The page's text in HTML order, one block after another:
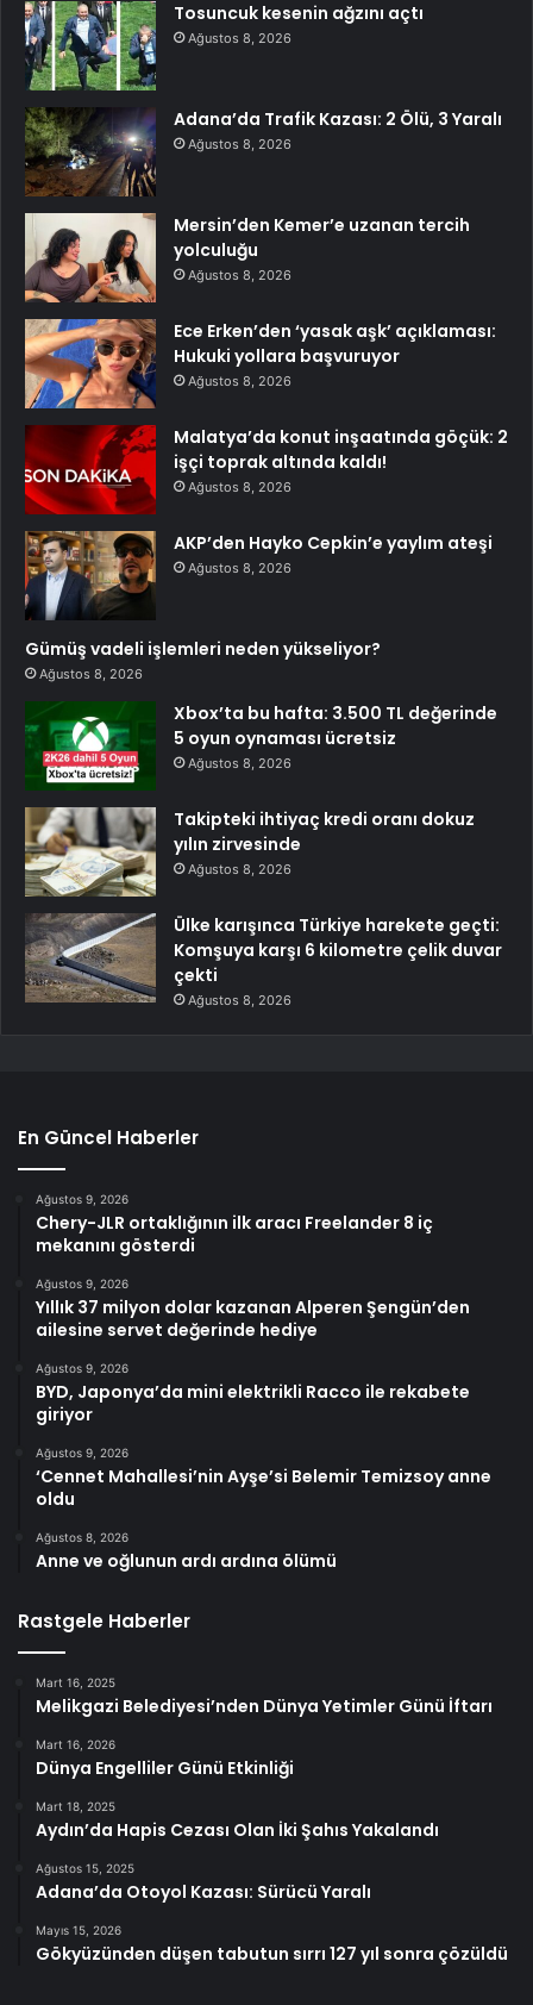
Tosuncuk kesenin ağzını açtı
Ağustos 8, 2026
Adana’da Trafik Kazası: 2 Ölü, 3 Yaralı
Ağustos 8, 2026
Mersin’den Kemer’e uzanan tercih
yolculuğu
Ağustos 8, 2026
Ece Erken’den ‘yasak aşk’ açıklaması:
Hukuki yollara başvuruyor
Ağustos 8, 2026
Malatya’da konut inşaatında göçük: 2
işçi toprak altında kaldı!
Ağustos 8, 2026
AKP’den Hayko Cepkin’e yaylım ateşi
Ağustos 8, 2026
Gümüş vadeli işlemleri neden yükseliyor?
Ağustos 8, 2026
Xbox’ta bu hafta: 3.500 TL değerinde
5 oyun oynaması ücretsiz
Ağustos 8, 2026
Takipteki ihtiyaç kredi oranı dokuz
yılın zirvesinde
Ağustos 8, 2026
Ülke karışınca Türkiye harekete geçti:
Komşuya karşı 6 kilometre çelik duvar
çekti
Ağustos 8, 2026
En Güncel Haberler
Ağustos 9, 2026
Chery-JLR ortaklığının ilk aracı Freelander 8 iç
mekanını gösterdi
Ağustos 9, 2026
Yıllık 37 milyon dolar kazanan Alperen Şengün’den
ailesine servet değerinde hediye
Ağustos 9, 2026
BYD, Japonya’da mini elektrikli Racco ile rekabete
giriyor
Ağustos 9, 2026
‘Cennet Mahallesi’nin Ayşe’si Belemir Temizsoy anne
oldu
Ağustos 8, 2026
Anne ve oğlunun ardı ardına ölümü
Rastgele Haberler
Mart 16, 2025
Melikgazi Belediyesi’nden Dünya Yetimler Günü İftarı
Mart 16, 2026
Dünya Engelliler Günü Etkinliği
Mart 18, 2025
Aydın’da Hapis Cezası Olan İki Şahıs Yakalandı
Ağustos 15, 2025
Adana’da Otoyol Kazası: Sürücü Yaralı
Mayıs 15, 2026
Gökyüzünden düşen tabutun sırrı 127 yıl sonra çözüldü